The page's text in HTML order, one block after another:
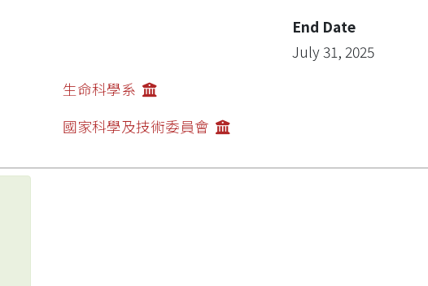
End Date
July 31, 2025
生命科學系
國家科學及技術委員會